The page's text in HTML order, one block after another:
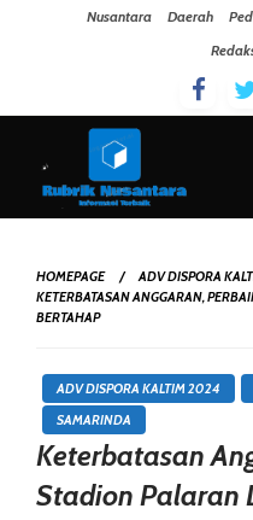
Nusantara Daerah
HOMEPAGE
ADV DISPORA
KETERBATASAN ANGGARAN,
BERTAHAP
ADV DISPORA KALTIM 2024
SAMARINDA
Keterbatasan
Stadion Palaran